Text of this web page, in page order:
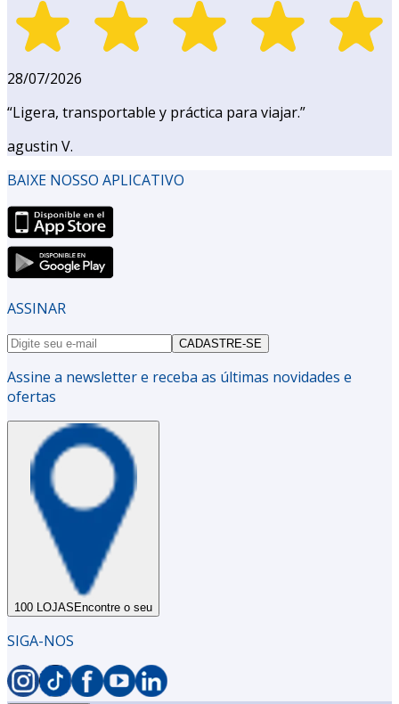
28/07/2026
“Ligera, transportable y práctica para viajar.”
agustin V.
BAIXE NOSSO APLICATIVO
ASSINAR
CADASTRE-SE
Assine a newsletter e receba as últimas novidades e
ofertas
100 LOJAS Encontre o seu
SIGA-NOS